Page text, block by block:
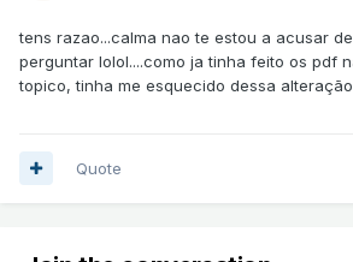
tens razao...calma nao te estou a acusar
perguntar lolol....como ja tinha feito os pdf
topico, tinha me esquecido dessa
Quote